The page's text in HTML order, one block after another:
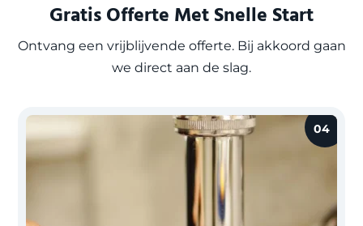
Gratis Offerte Met Snelle Start
Ontvang een vrijblijvende offerte. Bij akkoord gaan
we direct aan de slag.
04